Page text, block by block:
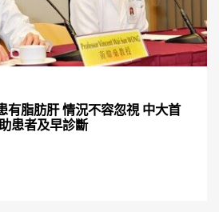
有脂肪肝 情況不容忽視 中大首
患者及早診斷